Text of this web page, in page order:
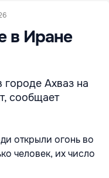
в Иране
Ахваз на
сообщает
открыли огонь во
человек, их число